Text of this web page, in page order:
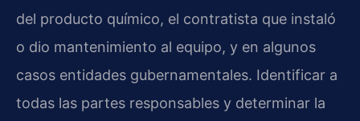
del producto químico, el contratista que instaló
o dio mantenimiento al equipo, y en algunos
casos entidades gubernamentales. Identificar a
todas las partes responsables y determinar la